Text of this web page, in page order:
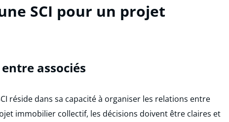
SCI pour un projet
associés
réside dans sa capacité à organiser les relations entre
immobilier collectif, les décisions doivent être claires et